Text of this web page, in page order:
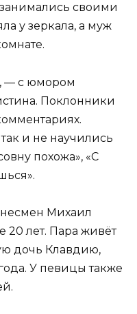
своими
у зеркала, а муж
— с юмором
Поклонники
и не научились
похожа», «С
Михаил
лет. Пара живёт
дочь Клавдию,
У певицы также